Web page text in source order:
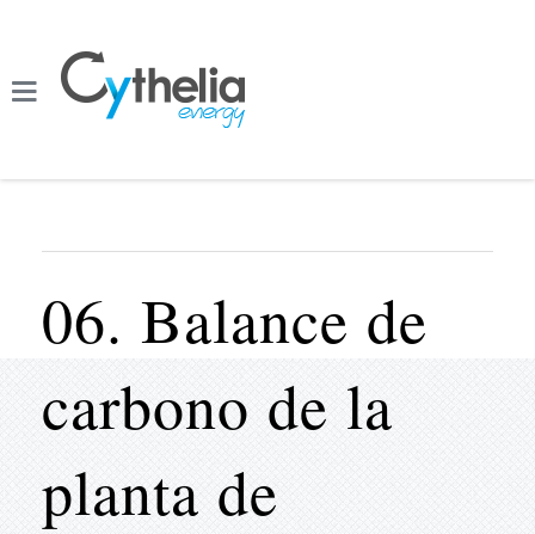
06. Balance de
carbono de la
planta de